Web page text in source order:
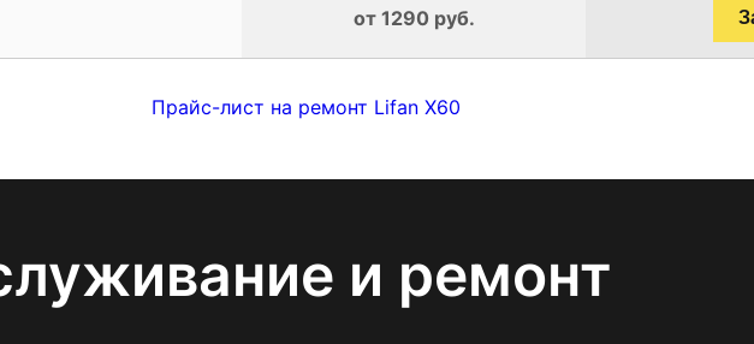
от 1290 руб.
Прайс-лист на ремонт Lifan X60
и ремонт